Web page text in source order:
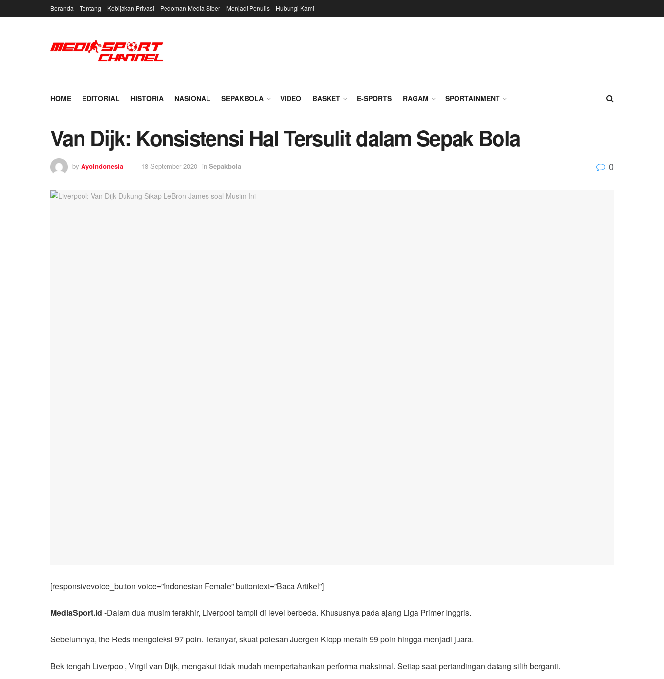
Beranda Tentang Kebijakan Privasi Pedoman Media Siber Menjadi Penulis Hubungi Kami
HOME EDITORIAL HISTORIA NASIONAL SEPAKBOLA VIDEO BASKET E-SPORTS RAGAM SPORTAINMENT
Van Dijk: Konsistensi Hal Tersulit dalam Sepak Bola
by AyoIndonesia 18 September 2020 in Sepakbola 0
[responsivevoice_button voice=”Indonesian Female” buttontext=”Baca Artikel”]
MediaSport.id -Dalam dua musim terakhir, Liverpool tampil di level berbeda. Khususnya pada ajang Liga Primer Inggris.
Sebelumnya, the Reds mengoleksi 97 poin. Teranyar, skuat polesan Juergen Klopp meraih 99 poin hingga menjadi juara.
Bek tengah Liverpool, Virgil van Dijk, mengakui tidak mudah mempertahankan performa maksimal. Setiap saat pertandingan datang silih berganti.